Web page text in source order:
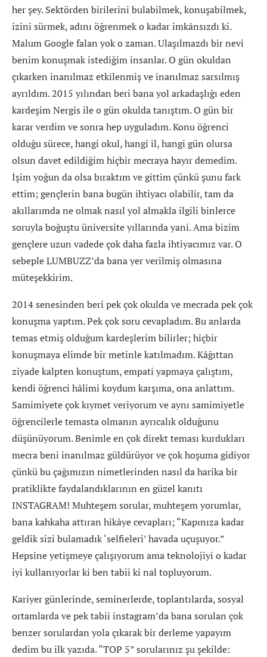
her şey. Sektörden birilerini bulabilmek, konuşabilmek,
izini sürmek, adını öğrenmek o kadar imkânsızdı ki.
Malum Google falan yok o zaman. Ulaşılmazdı bir nevi
benim konuşmak istediğim insanlar. O gün okuldan
çıkarken inanılmaz etkilenmiş ve inanılmaz sarsılmış
ayrıldım. 2015 yılından beri bana yol arkadaşlığı eden
kardeşim Nergis ile o gün okulda tanıştım. O gün bir
karar verdim ve sonra hep uyguladım. Konu öğrenci
olduğu sürece, hangi okul, hangi il, hangi gün olursa
olsun davet edildiğim hiçbir mecraya hayır demedim.
İşim yoğun da olsa bıraktım ve gittim çünkü şunu fark
ettim; gençlerin bana bugün ihtiyacı olabilir, tam da
akıllarımda ne olmak nasıl yol almakla ilgili binlerce
soruyla boğuştu üniversite yıllarında yani. Ama bizim
gençlere uzun vadede çok daha fazla ihtiyacımız var. O
sebeple LUMBUZZ’da bana yer verilmiş olmasına
müteşekkirim.
2014 senesinden beri pek çok okulda ve mecrada pek çok
konuşma yaptım. Pek çok soru cevapladım. Bu anlarda
temas etmiş olduğum kardeşlerim bilirler; hiçbir
konuşmaya elimde bir metinle katılmadım. Kâğıttan
ziyade kalpten konuştum, empati yapmaya çalıştım,
kendi öğrenci hâlimi koydum karşıma, ona anlattım.
Samimiyete çok kıymet veriyorum ve aynı samimiyetle
öğrencilerle temasta olmanın ayrıcalık olduğunu
düşünüyorum. Benimle en çok direkt teması kurdukları
mecra beni inanılmaz güldürüyor ve çok hoşuma gidiyor
çünkü bu çağımızın nimetlerinden nasıl da harika bir
pratiklikte faydalandıklarının en güzel kanıtı
INSTAGRAM! Muhteşem sorular, muhteşem yorumlar,
bana kahkaha attıran hikâye cevapları; “Kapınıza kadar
geldik sizi bulamadık ‘selfieleri’ havada uçuşuyor.”
Hepsine yetişmeye çalışıyorum ama teknolojiyi o kadar
iyi kullanıyorlar ki ben tabii ki nal topluyorum.
Kariyer günlerinde, seminerlerde, toplantılarda, sosyal
ortamlarda ve pek tabii instagram’da bana sorulan çok
benzer sorulardan yola çıkarak bir derleme yapayım
dedim bu ilk yazıda. “TOP 5” sorularınız şu şekilde: